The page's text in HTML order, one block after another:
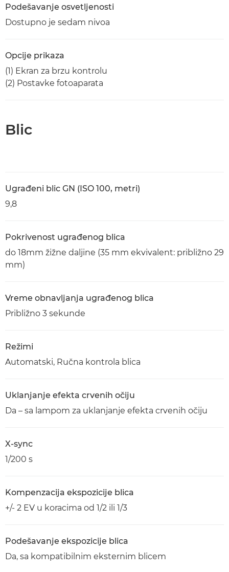
Podešavanje osvetljenosti
Dostupno je sedam nivoa
Opcije prikaza
(1) Ekran za brzu kontrolu
(2) Postavke fotoaparata
Blic
Ugrađeni blic GN (ISO 100, metri)
9,8
Pokrivenost ugrađenog blica
do 18mm žižne daljine (35 mm ekvivalent: približno 29
mm)
Vreme obnavljanja ugrađenog blica
Približno 3 sekunde
Režimi
Automatski, Ručna kontrola blica
Uklanjanje efekta crvenih očiju
Da – sa lampom za uklanjanje efekta crvenih očiju
X-sync
1/200 s
Kompenzacija ekspozicije blica
+/- 2 EV u koracima od 1/2 ili 1/3
Podešavanje ekspozicije blica
Da, sa kompatibilnim eksternim blicem